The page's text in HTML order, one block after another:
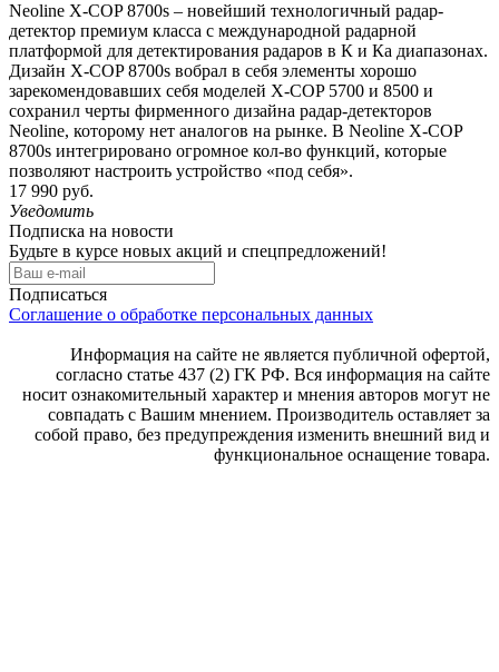
Neoline X-COP 8700s – новейший технологичный радар-
детектор премиум класса с международной радарной
платформой для детектирования радаров в К и Ка диапазонах.
Дизайн X-COP 8700s вобрал в себя элементы хорошо
зарекомендовавших себя моделей X-COP 5700 и 8500 и
сохранил черты фирменного дизайна радар-детекторов
Neoline, которому нет аналогов на рынке. В Neoline X-COP
8700s интегрировано огромное кол-во функций, которые
позволяют настроить устройство «под себя».
17 990 руб.
Уведомить
Подписка на новости
Будьте в курсе новых акций и спецпредложений!
Подписаться
Соглашение о обработке персональных данных
Информация на сайте не является публичной офертой,
согласно статье 437 (2) ГК РФ. Вся информация на сайте
носит ознакомительный характер и мнения авторов могут не
совпадать с Вашим мнением. Производитель оставляет за
собой право, без предупреждения изменить внешний вид и
функциональное оснащение товара.